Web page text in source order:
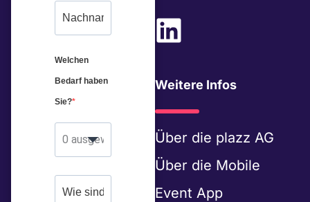
Welchen
Bedarf haben
Sie?
0 ausgewählt
L
i
n
k
e
d
i
Weitere Infos
Über die plazz AG
Über die Mobile
Event App